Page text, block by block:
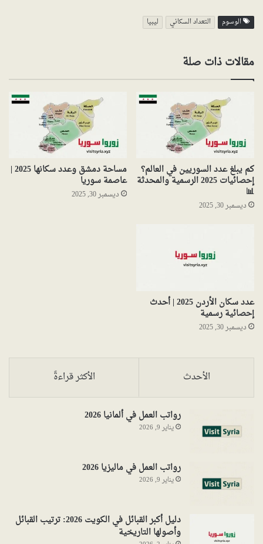
الوسوم التعداد السكاني ليبيا
مقالات ذات صلة
كم يبلغ عدد السوريين في العالم؟
إحصائيات 2025 الرسمية والمحدثة
📊
ديسمبر 30, 2025
مساحة دمشق وعدد سكانها 2025 |
عاصمة سوريا
ديسمبر 30, 2025
عدد سكان الأردن 2025 | أحدث
إحصائية رسمية
ديسمبر 30, 2025
الأحدث الأكثر قراءةً
رواتب العمل في ألمانيا 2026
يناير 9, 2026
رواتب العمل في ماليزيا 2026
يناير 9, 2026
دليل أكبر القبائل في الكويت 2026: ترتيب القبائل
وأصولها التاريخية